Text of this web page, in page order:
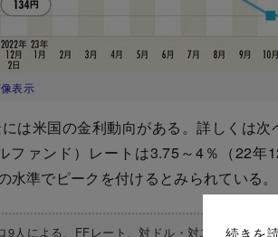
表示
は米国の金利動向がある。詳しくは
ファンド）レートは3.75～4％（22年
水準でピークを付けるとみられている。
9人による、FFレート、対ドル・対ユーロレー
続きを